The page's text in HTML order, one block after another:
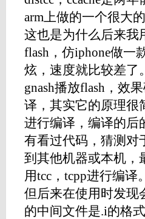
arm上做的一个很大
这也是为什么后来我
flash，仿iphone做一
炫，速度就比较差了
gnash播放flash，效
译，其实它的原理很
进行编译，编译的后
有看过代码，猜测对
到其他机器或本机，
用tcc，tcpp进行编译
但后来在使用时发现
的中间文件是.i的格